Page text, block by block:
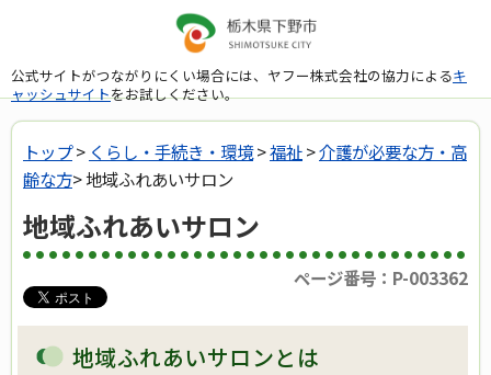
公式サイトがつながりにくい場合には、ヤフー株式会社の協力によるキ
ャッシュサイトをお試しください。
トップ> くらし・手続き・環境>福祉>介護が必要な方・高
齢な方> 地域ふれあいサロン
地域ふれあいサロン
ページ番号：P-003362
地域ふれあいサロンとは